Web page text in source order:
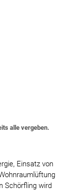
alle vergeben.
Einsatz von
Schörfling wird